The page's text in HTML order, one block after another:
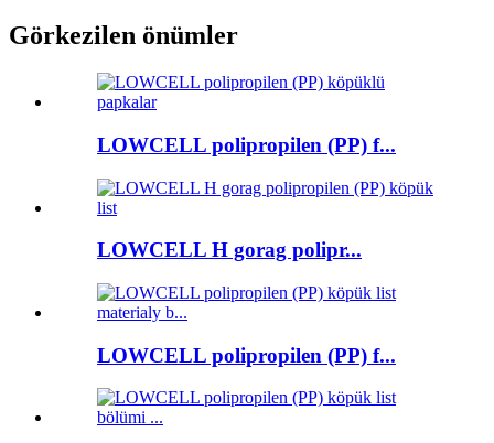
Görkezilen önümler
LOWCELL polipropilen (PP) f...
LOWCELL H gorag polipr...
LOWCELL polipropilen (PP) f...